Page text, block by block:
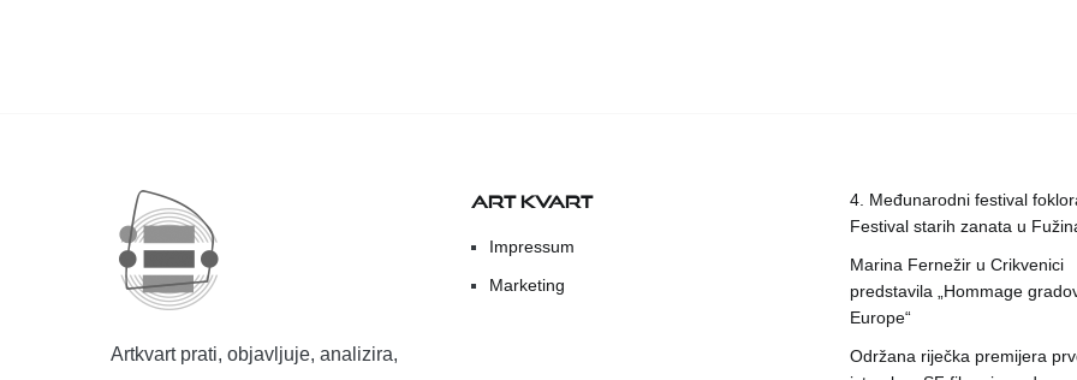
Artkvart prati, objavljuje, analizira,
ART KVART
Impressum
Marketing
4. Međunarodni festival
Festival starih zanata u
Marina Fernežir u Crikvenici
predstavila „Hommage
Europe“
Održana riječka premijera